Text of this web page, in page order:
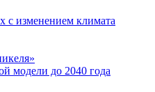
с изменением климата
модели до 2040 года